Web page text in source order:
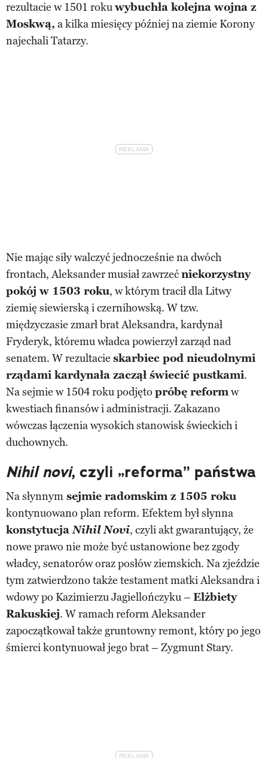
rezultacie w 1501 rokuwybuchła kolejna wojna z
Moskwą, a kilka miesięcy później na ziemie Korony
najechali Tatarzy.
Nie mając siły walczyć jednocześnie na dwóch
frontach, Aleksander musiał zawrzećniekorzystny
pokój w 1503 roku, w którym tracił dla Litwy
ziemię siewierską i czernihowską. W tzw.
międzyczasie zmarł brat Aleksandra, kardynał
Fryderyk, któremu władca powierzył zarząd nad
senatem. W rezultacie skarbiec pod nieudolnymi
rządami kardynała zaczął świecić pustkami.
Na sejmie w 1504 roku podjęto próbę reformw
kwestiach finansów i administracji. Zakazano
wówczas łączenia wysokich stanowisk świeckich i
duchownych.
Nihil novi, czyli „reforma” państwa
Na słynnym sejmie radomskim z 1505 roku
kontynuowano plan reform. Efektem był słynna
konstytucjaNihil Novi, czyli akt gwarantujący, że
nowe prawo nie może być ustanowione bez zgody
władcy, senatorów oraz posłów ziemskich. Na zjeździe
tym zatwierdzono także testament matki Aleksandra i
wdowy po Kazimierzu Jagiellończyku – Elżbiety
Rakuskiej. W ramach reform Aleksander
zapoczątkował także gruntowny remont, który po jego
śmierci kontynuował jego brat – Zygmunt Stary.